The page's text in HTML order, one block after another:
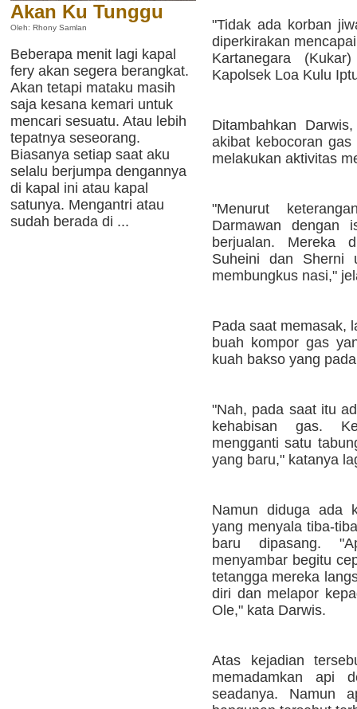
Akan Ku Tunggu
Oleh: Rhony Samlan
Beberapa menit lagi kapal
fery akan segera berangkat.
Akan tetapi mataku masih
saja kesana kemari untuk
mencari sesuatu. Atau lebih
tepatnya seseorang.
Biasanya setiap saat aku
selalu berjumpa dengannya
di kapal ini atau kapal
satunya. Mengantri atau
sudah berada di ...
"Tidak ada korban
diperkirakan
Kartanegara
Kapolsek Loa Kulu
Ditambahkan
akibat kebocoran
melakukan aktivitas
"Menurut
Darmawan dengan
berjualan. Mereka
Suheini dan Sherni
membungkus nasi,"
Pada saat memasak,
buah kompor gas
kuah bakso yang
"Nah, pada saat itu
kehabisan gas.
mengganti satu
yang baru," katanya
Namun diduga ada
yang menyala tiba-
baru dipasang.
menyambar begitu
tetangga mereka
diri dan melapor
Ole," kata Darwis.
Atas kejadian
memadamkan api
seadanya. Namun